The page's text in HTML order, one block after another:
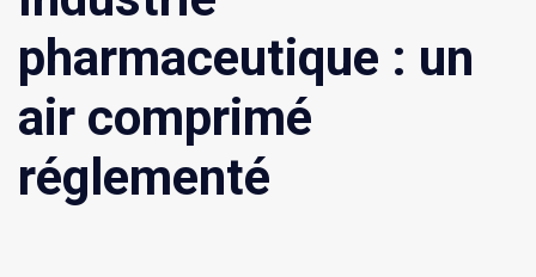
pharmaceutique : un
air comprimé
réglementé